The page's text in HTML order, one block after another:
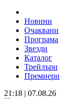
Новини
Очаквани
Програма
Звезди
Каталог
Трейлъри
Премиери
21:18 | 07.08.26